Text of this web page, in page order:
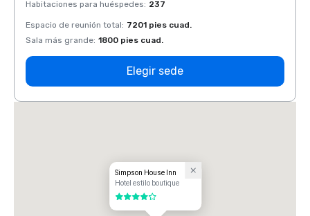
Habitaciones para huéspedes: 237
Espacio de reunión total: 7201 pies cuad.
Sala más grande: 1800 pies cuad.
Elegir sede
Simpson House Inn
Hotel estilo boutique
4 de 5